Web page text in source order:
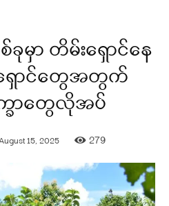
ခုမှာ တိမ်းရှောင်နေ
ောင်တွေအတွက်
က္ခာတွေလိုအပ်
15, 2025 279